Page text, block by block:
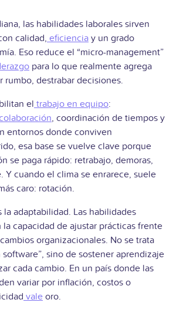
las habilidades laborales sirven
calidad, eficiencia y un grado
Eso reduce el “micro-management”
para lo que realmente agrega
rumbo, destrabar decisiones.
el trabajo en equipo:
, coordinación de tiempos y
entornos donde conviven
esa base se vuelve clave porque
se paga rápido: retrabajo, demoras,
Y cuando el clima se enrarece, suele
caro: rotación.
adaptabilidad. Las habilidades
capacidad de ajustar prácticas frente
organizacionales. No se trata
sino de sostener aprendizaje
cada cambio. En un país donde las
variar por inflación, costos o
vale oro.